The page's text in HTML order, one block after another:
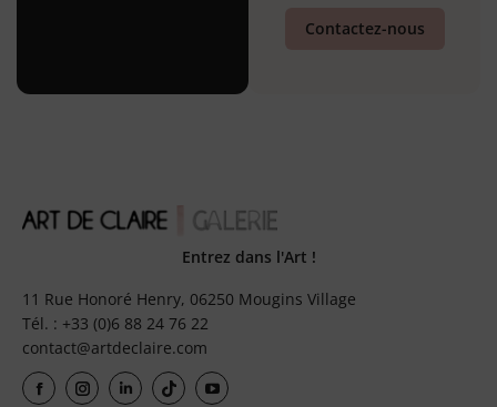
Contactez-nous
Entrez dans l'Art !
11 Rue Honoré Henry, 06250 Mougins Village
Tél. : +33 (0)6 88 24 76 22
contact@artdeclaire.com